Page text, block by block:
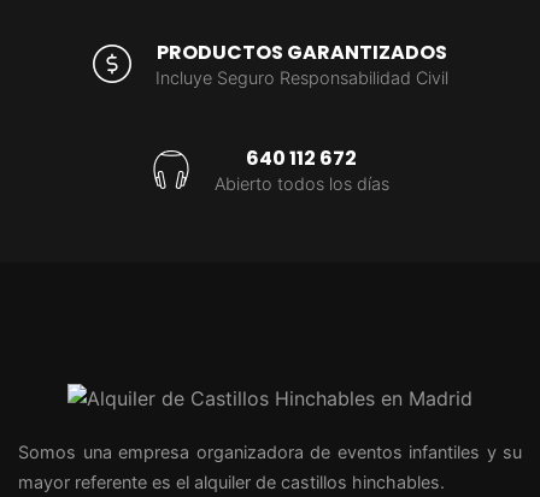
PRODUCTOS GARANTIZADOS
Incluye Seguro Responsabilidad Civil
640 112 672
Abierto todos los días
Somos una empresa organizadora de eventos infantiles y su
mayor referente es el alquiler de castillos hinchables.